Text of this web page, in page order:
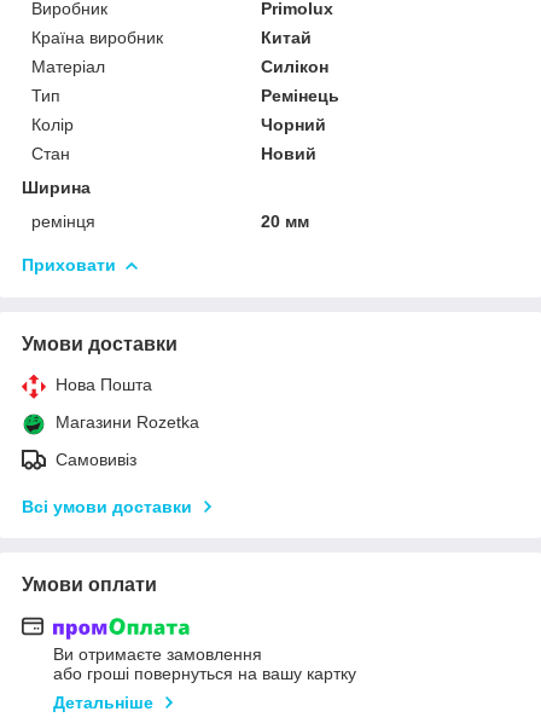
Виробник
Primolux
Країна виробник
Китай
Матеріал
Силікон
Тип
Ремінець
Колір
Чорний
Стан
Новий
Ширина
ремінця
20 мм
Приховати
Умови доставки
Нова Пошта
Магазини Rozetka
Самовивіз
Всі умови доставки
Умови оплати
Ви отримаєте замовлення
або гроші повернуться на вашу картку
Детальніше